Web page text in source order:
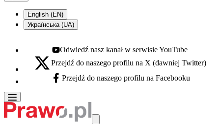
English (EN)
Українська (UA)
Youtube - otwiera się w nowej karcie
Odwiedź nasz kanał w serwisie YouTube
X - otwiera się w nowej karcie
Przejdź do naszego profilu na X (dawniej Twitter)
Facebook - otwiera się w nowej karcie
Przejdź do naszego profilu na Facebooku